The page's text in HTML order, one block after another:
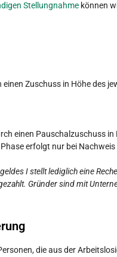
Stellungnahmekönnen
Zuschuss in Höhe des
einen Pauschalzuschuss
erfolgt nur bei
I stellt lediglich eine
Gründer sind mit
die aus der